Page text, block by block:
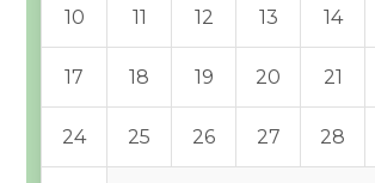
10 11 12 13 14
17 18 19 20 21
24 25 26 27 28